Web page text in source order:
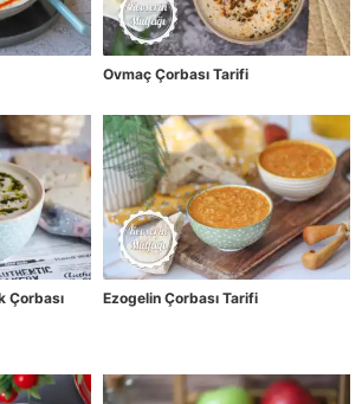
Ovmaç Çorbası Tarifi
Çorbası
Ezogelin Çorbası Tarifi